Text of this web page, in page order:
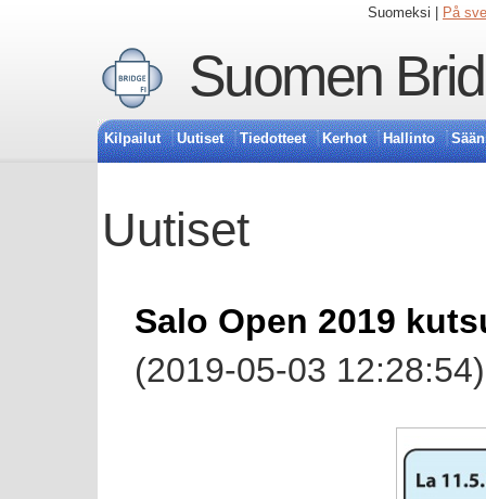
Suomeksi | På
Suomen
Kilpailut Uutiset Tiedotteet Kerhot Hallinto
Uutiset
Salo Open 2019
(2019-05-03 12:28:54)